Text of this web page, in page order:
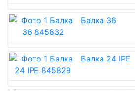
Балка 36
Балка 24 IPE